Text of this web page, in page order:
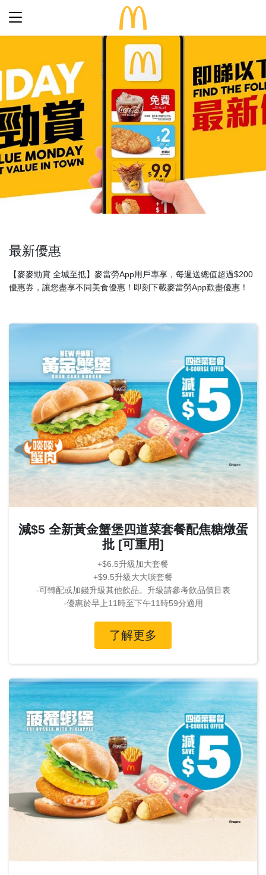
語言
中文
最新優惠
食得滋味
完整菜單
期間限定
食品知多點
早餐「滋」多點
生日派對
關於麥當勞
歷史
餐廳設計
企業責任
常見問題
最新優惠
【麥麥勁賞 全城至抵】麥當勞App用戶專享，每週送總值超過$200
優惠券，讓您盡享不同美食優惠！即刻下載麥當勞App歎盡優惠！
減$5 全新黃金蟹堡四道菜套餐配焦糖燉蛋
批 [可重用]
+$6.5升級加大套餐
+$9.5升級大大啖套餐
-可轉配或加錢升級其他飲品。升級請參考飲品價目表
-優惠於早上11時至下午11時59分適用
了解更多